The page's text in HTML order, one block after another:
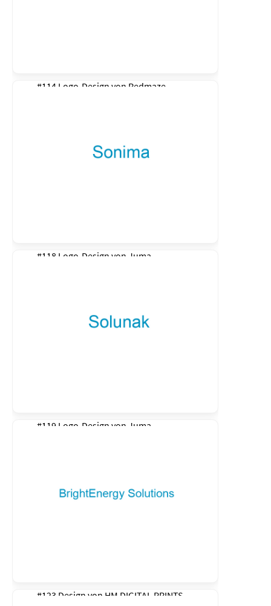
#114 Logo-Design von Redmaze
#118 Logo-Design von Juma
#119 Logo-Design von Juma
#123 Design von HM DIGITAL PRINTS